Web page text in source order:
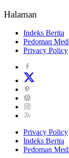
Halaman
Indeks Berita
Pedoman
Privacy Policy
Privacy Policy
Indeks Berita
Pedoman